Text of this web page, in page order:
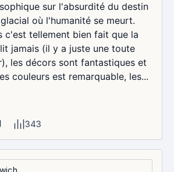
sur l'absurdité du destin
où l'humanité se meurt.
c'est tellement bien fait que la
jamais (il y a juste une toute
les décors sont fantastiques et
couleurs est remarquable, les...
343